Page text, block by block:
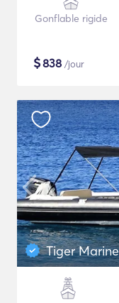
Gonflable rigide
$838 /jour
Tiger